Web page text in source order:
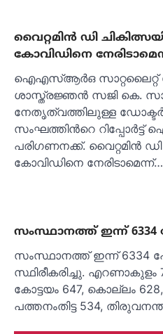
വൈറ്റമിന്‍ ഡി
കോവിഡിനെ
ഐഎസ്ആര്‍ഒ സാറ്റലൈറ്റ്
ശാസ്ത്രജ്ഞന്‍ സജി കെ.
നേതൃത്വത്തിലുള്ള
സംഘത്തിന്‍റെ
പരിഗണനക്ക്. വൈറ്റമിന്‍
കോവിഡിനെ നേരിടാമെന്ന്…
സംസ്ഥാനത്ത് ഇന്ന്
സംസ്ഥാനത്ത് ഇന്ന് 6334
സ്ഥിരീകരിച്ചു. എറണാകുളം
കോട്ടയം 647, കൊല്ലം
പത്തനംതിട്ട 534,